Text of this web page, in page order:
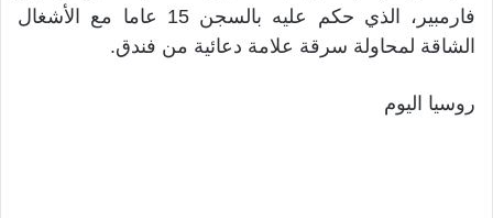
فارمبير، الذي حكم عليه بالسجن 15 عاما مع الأشغال
الشاقة لمحاولة سرقة علامة دعائية من فندق.
روسيا اليوم